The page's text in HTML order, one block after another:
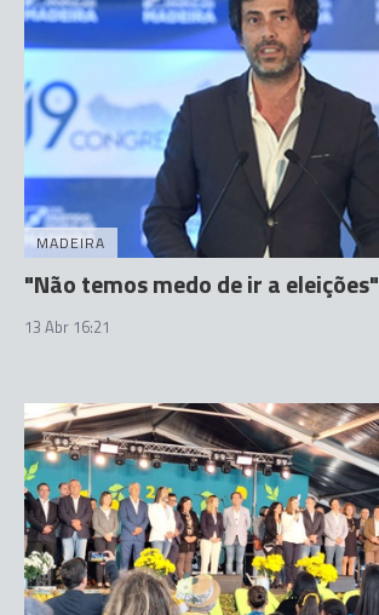
MADEIRA
"Não temos medo de ir a eleições"
13 Abr 16:21